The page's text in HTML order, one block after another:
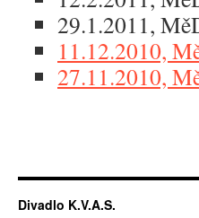
29.1.2011,
11.12.2010,
27.11.2010,
Divadlo K.V.A.S.